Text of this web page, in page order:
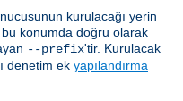
kurulacağı yerin
bu konumda doğru olarak
--prefix'tir. Kurulacak
denetim ek yapılandırma